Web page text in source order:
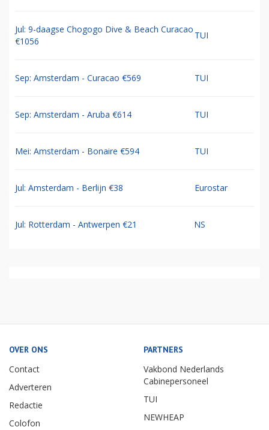
Jul: 9-daagse Chogogo Dive & Beach Curacao
€1056
TUI
Sep: Amsterdam - Curacao €569 TUI
Sep: Amsterdam - Aruba €614 TUI
Mei: Amsterdam - Bonaire €594 TUI
Jul: Amsterdam - Berlijn €38 Eurostar
Jul: Rotterdam - Antwerpen €21 NS
OVER ONS
Contact
Adverteren
Redactie
Colofon
PARTNERS
Vakbond Nederlands
Cabinepersoneel
TUI
NEWHEAP